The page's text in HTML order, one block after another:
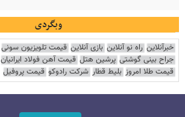
وبگردی
خبرآنلاین راه نو آنلاین بازی آنلاین قیمت تلویزیون سونی
جراح بینی گوشتی پرشین هتل قیمت آهن فولاد ایرانیان
قیمت طلا امروز بلیط قطار شرکت رادوکو قیمت پروفیل